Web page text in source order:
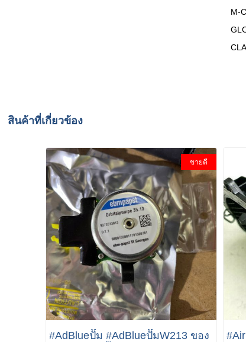
M-
สินค้าที่เกี่ยวข้อง
ขายดี
#AdBlueปั๊ม #AdBlueปั๊มW213 ของ